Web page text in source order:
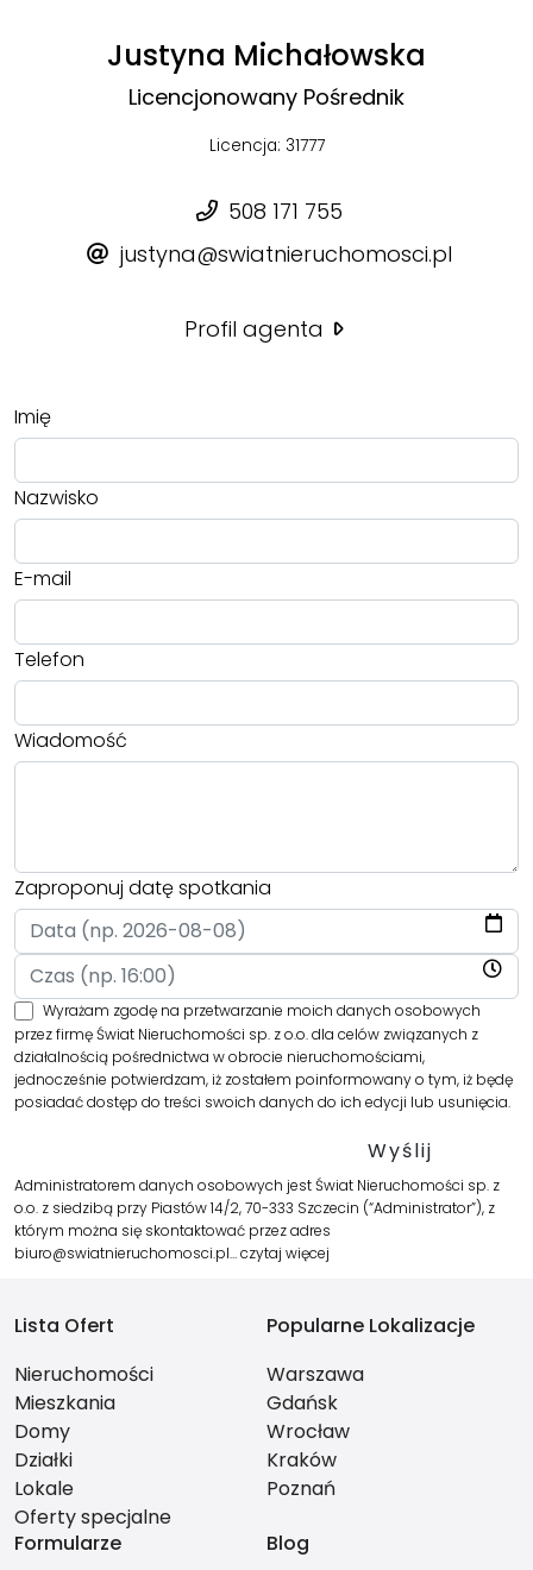
Justyna Michałowska
Licencjonowany Pośrednik
Licencja: 31777
508 171 755
justyna@swiatnieruchomosci.pl
Profil agenta
Imię
Nazwisko
E-mail
Telefon
Wiadomość
Zaproponuj datę spotkania
Wyrażam zgodę na przetwarzanie moich danych osobowych
przez firmę Świat Nieruchomości sp. z o.o. dla celów związanych z
działalnością pośrednictwa w obrocie nieruchomościami,
jednocześnie potwierdzam, iż zostałem poinformowany o tym, iż będę
posiadać dostęp do treści swoich danych do ich edycji lub usunięcia.
Administratorem danych osobowych jest Świat Nieruchomości sp. z
o.o. z siedzibą przy Piastów 14/2, 70-333 Szczecin (“Administrator”), z
którym można się skontaktować przez adres
biuro@swiatnieruchomosci.pl…czytaj więcej
Lista Ofert
Nieruchomości
Mieszkania
Domy
Działki
Lokale
Oferty specjalne
Popularne Lokalizacje
Warszawa
Gdańsk
Wrocław
Kraków
Poznań
Formularze
Blog